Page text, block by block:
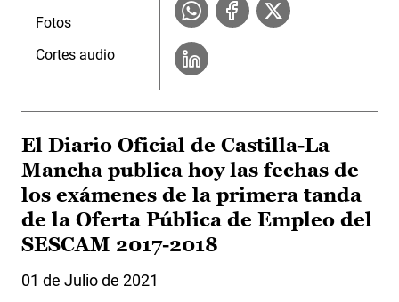
Fotos
Cortes audio
El Diario Oficial de Castilla-La
Mancha publica hoy las fechas de
los exámenes de la primera tanda
de la Oferta Pública de Empleo del
SESCAM 2017-2018
01 de Julio de 2021